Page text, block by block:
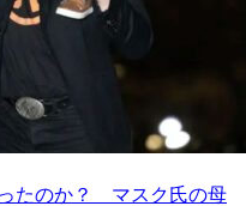
たのか？ マスク氏の母